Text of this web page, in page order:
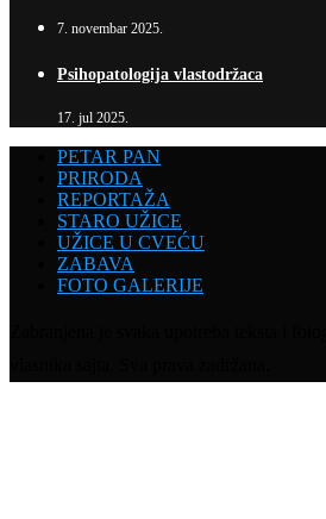
7. novembar 2025.
Psihopatologija vlastodržaca
17. jul 2025.
PETAR PAN
PRIRODA
REPORTAŽA
STARO UŽICE
UŽICE U CVEĆU
ZABAVA
FOTO GALERIJE